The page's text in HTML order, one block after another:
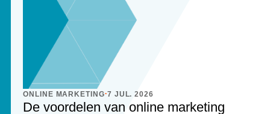
ONLINE MARKETING.7 JUL. 2026
De voordelen van online marketing